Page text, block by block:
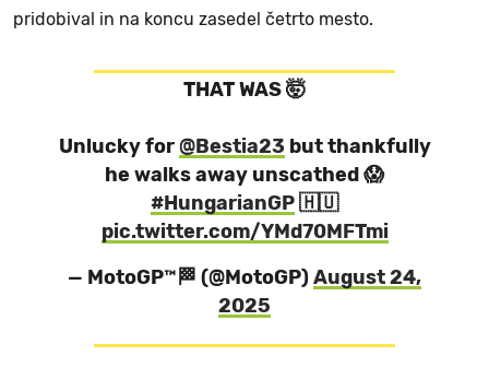
pridobival in na koncu zasedel četrto mesto.
THAT WAS 🤯
Unlucky for@Bestia23 but thankfully
he walks away unscathed 😱
#HungarianGP🇭🇺
pic.twitter.com/YMd70MFTmi
— MotoGP™🏁 (@MotoGP)August 24,
2025